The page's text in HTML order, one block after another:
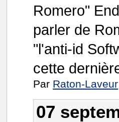
Romero"
parler de
"l'anti-id
cette
Par Raton-Laveur
07